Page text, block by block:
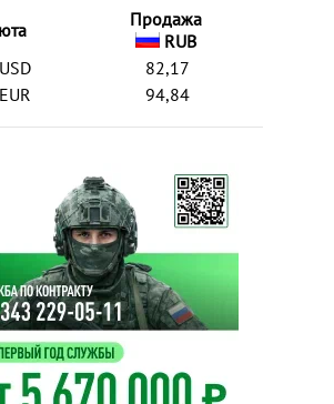
Продажа
RUB
82,17
EUR
94,84